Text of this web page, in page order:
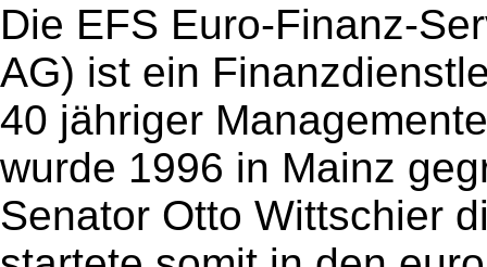
Die EFS Euro-Finanz-
AG) ist ein
40 jähriger
wurde 1996 in Mainz
Senator Otto Wittschier